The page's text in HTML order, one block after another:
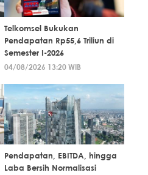
Telkomsel Bukukan
Pendapatan Rp55,6 Triliun di
Semester I-2026
04/08/2026 13:20 WIB
Pendapatan, EBITDA, hingga
Laba Bersih Normalisasi